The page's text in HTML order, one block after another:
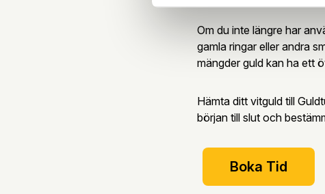
Om du inte längre har
gamla ringar eller andra
mängder guld kan ha ett
Hämta ditt vitguld till
början till slut och
Boka Tid